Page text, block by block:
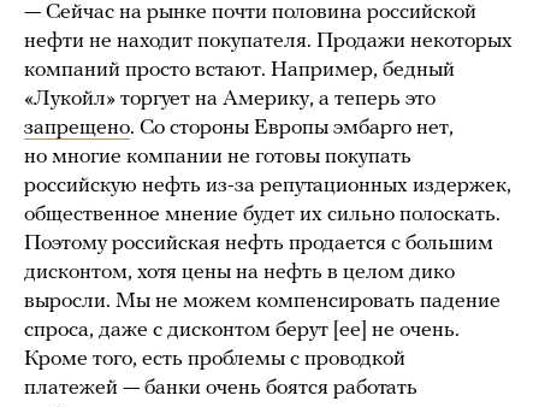
— Сейчас на рынке почти половина российской
нефти не находит покупателя. Продажи некоторых
компаний просто встают. Например, бедный
«Лукойл» торгует на Америку, а теперь это
запрещено. Со стороны Европы эмбарго нет,
но многие компании не готовы покупать
российскую нефть из-за репутационных издержек,
общественное мнение будет их сильно полоскать.
Поэтому российская нефть продается с большим
дисконтом, хотя цены на нефть в целом дико
выросли. Мы не можем компенсировать падение
спроса, даже с дисконтом берут [ее] не очень.
Кроме того, есть проблемы с проводкой
платежей — банки очень боятся работать